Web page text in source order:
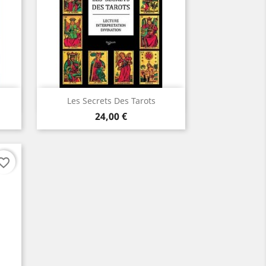
Les Secrets Des Tarots
Prix
24,00 €
Aperçu rapide